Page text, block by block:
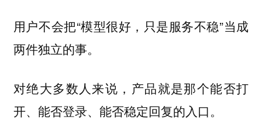
用户不会把“模型很好，只是服务不稳”当成
两件独立的事。
对绝大多数人来说，产品就是那个能否打
开、能否登录、能否稳定回复的入口。